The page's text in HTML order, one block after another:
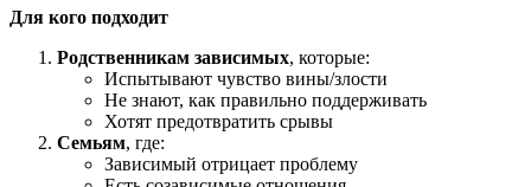
Для кого подходит
Родственникам зависимых, которые:
Испытывают чувство вины/злости
Не знают, как правильно поддерживать
Хотят предотвратить срывы
Семьям, где:
Зависимый отрицает проблему